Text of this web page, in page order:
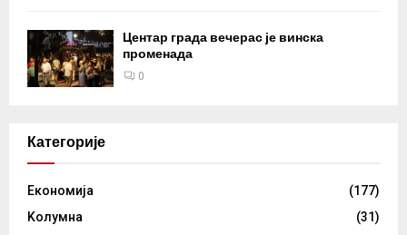
Центар града вечерас је винска
променада
0
Категорије
Eкономија
(177)
Kолумнa
(31)